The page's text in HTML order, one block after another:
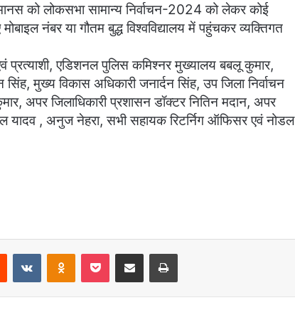
को लोकसभा सामान्य निर्वाचन-2024 को लेकर कोई
नंबर या गौतम बुद्ध विश्वविद्यालय में पहुंचकर व्यक्तिगत
प्रत्याशी, एडिशनल पुलिस कमिश्नर मुख्यालय बबलू कुमार,
मुख्य विकास अधिकारी जनार्दन सिंह, उप जिला निर्वाचन
अपर जिलाधिकारी प्रशासन डॉक्टर नितिन मदान, अपर
यादव , अनुज नेहरा, सभी सहायक रिटर्निग ऑफिसर एवं नोडल
Reddit VKontakteOdnoklassniki
Pocket Share via Email Print